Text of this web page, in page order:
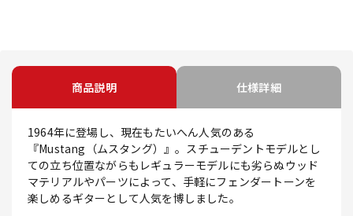
商品説明 仕様詳細
1964年に登場し、現在もたいへん人気のある
『Mustang（ムスタング）』。スチューデントモデルとし
ての立ち位置ながらもレギュラーモデルにも劣らぬウッド
マテリアルやパーツによって、手軽にフェンダートーンを
楽しめるギターとして人気を博しました。